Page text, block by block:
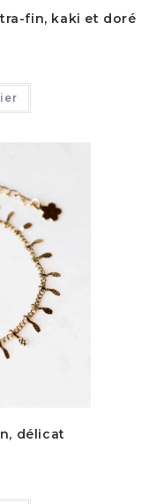
fin, kaki et doré
délicat